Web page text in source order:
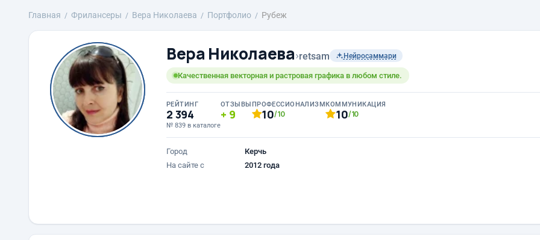
Главная Фрилансеры Вера Николаева Портфолио Рубеж
Вера Николаева›retsam Нейросаммари
Качественная векторная и растровая графика в любом стиле.
РЕЙТИНГ
2 394
№ 839 в каталоге
ОТЗЫВЫ
9
ПРОФЕССИОНАЛИЗМ
10/10
КОММУНИКАЦИЯ
10/10
Город
Керчь
На сайте с
2012 года